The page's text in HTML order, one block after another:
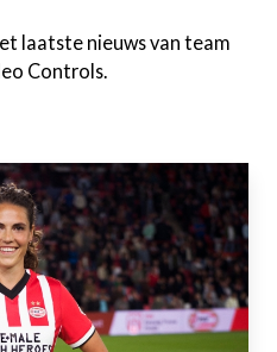
laatste nieuws van team
Controls.